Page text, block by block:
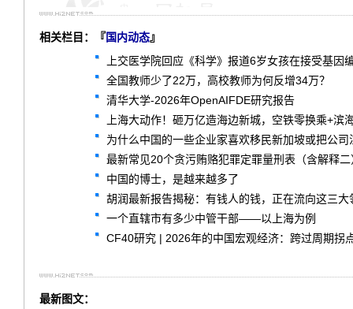
相关栏目：『国内动态』
上交医学院回应《科学》报道6岁女孩在接受基
全国教师少了22万，高校教师为何反增34万？
清华大学-2026年OpenAIFDE研究报告
上海大动作！砸万亿造海边新城，空铁零换乘+滨
为什么中国的一些企业家喜欢移民新加坡或把公
最新常见20个贪污贿赂犯罪定罪量刑表（含解释二
中国的博士，是越来越多了
胡润最新报告揭秘：有钱人的钱，正在流向这三大
一个直辖市有多少中管干部——以上海为例
CF40研究 | 2026年的中国宏观经济：跨过周期拐
最新图文：